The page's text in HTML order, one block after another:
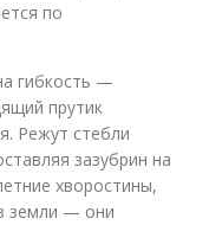
по
гибкость —
прутик
Режут стебли
зазубрин на
хворостины,
земли — они